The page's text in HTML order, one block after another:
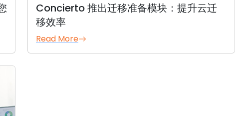
Concierto 推出迁移准备模块：提升云迁
移效率
Read More